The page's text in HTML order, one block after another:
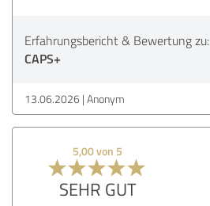
Erfahrungsbericht & Bewertung zu:
CAPS+
13.06.2026 Anonym
5,00 von 5
SEHR GUT